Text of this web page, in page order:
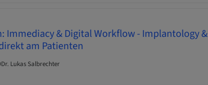
Immediacy & Digital Workflow - Implantology &
am Patienten
Lukas Salbrechter